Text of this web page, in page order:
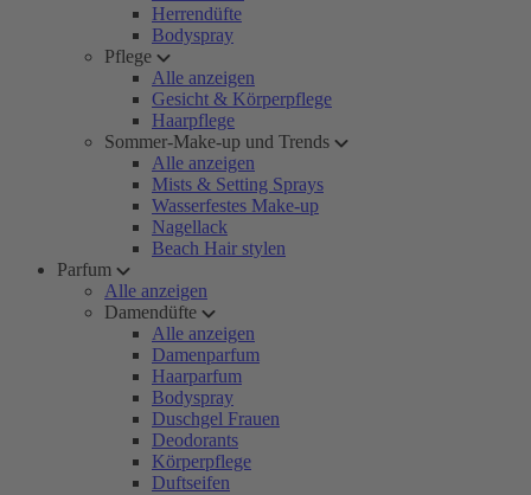
Herrendüfte
Bodyspray
Pflege
Alle anzeigen
Gesicht & Körperpflege
Haarpflege
Sommer-Make-up und Trends
Alle anzeigen
Mists & Setting Sprays
Wasserfestes Make-up
Nagellack
Beach Hair stylen
Parfum
Alle anzeigen
Damendüfte
Alle anzeigen
Damenparfum
Haarparfum
Bodyspray
Duschgel Frauen
Deodorants
Körperpflege
Duftseifen